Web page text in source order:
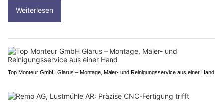
Weiterlesen
Top Monteur GmbH Glarus – Montage, Maler- und Reinigungsservice aus einer Hand